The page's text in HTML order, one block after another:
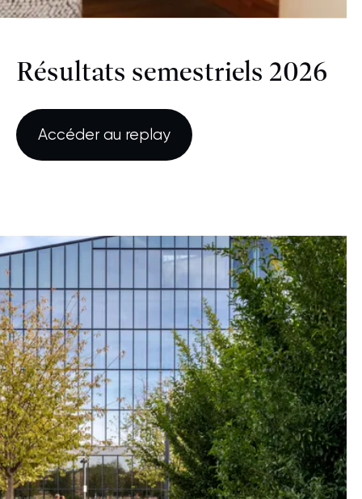
Résultats semestriels 2026
Accéder au replay